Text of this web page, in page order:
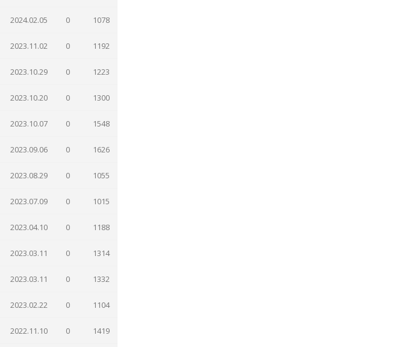
2024.02.05 0 1078
2023.11.02 0 1192
2023.10.29 0 1223
2023.10.20 0 1300
2023.10.07 0 1548
2023.09.06 0 1626
2023.08.29 0 1055
2023.07.09 0 1015
2023.04.10 0 1188
2023.03.11 0 1314
2023.03.11 0 1332
2023.02.22 0 1104
2022.11.10 0 1419